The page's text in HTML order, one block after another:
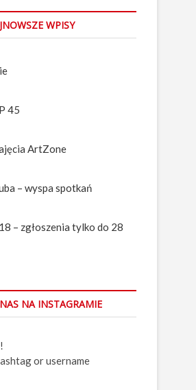
WPISY
45
ArtZone
– wyspa spotkań
– zgłoszenia tylko do 28
NA INSTAGRAMIE
or username